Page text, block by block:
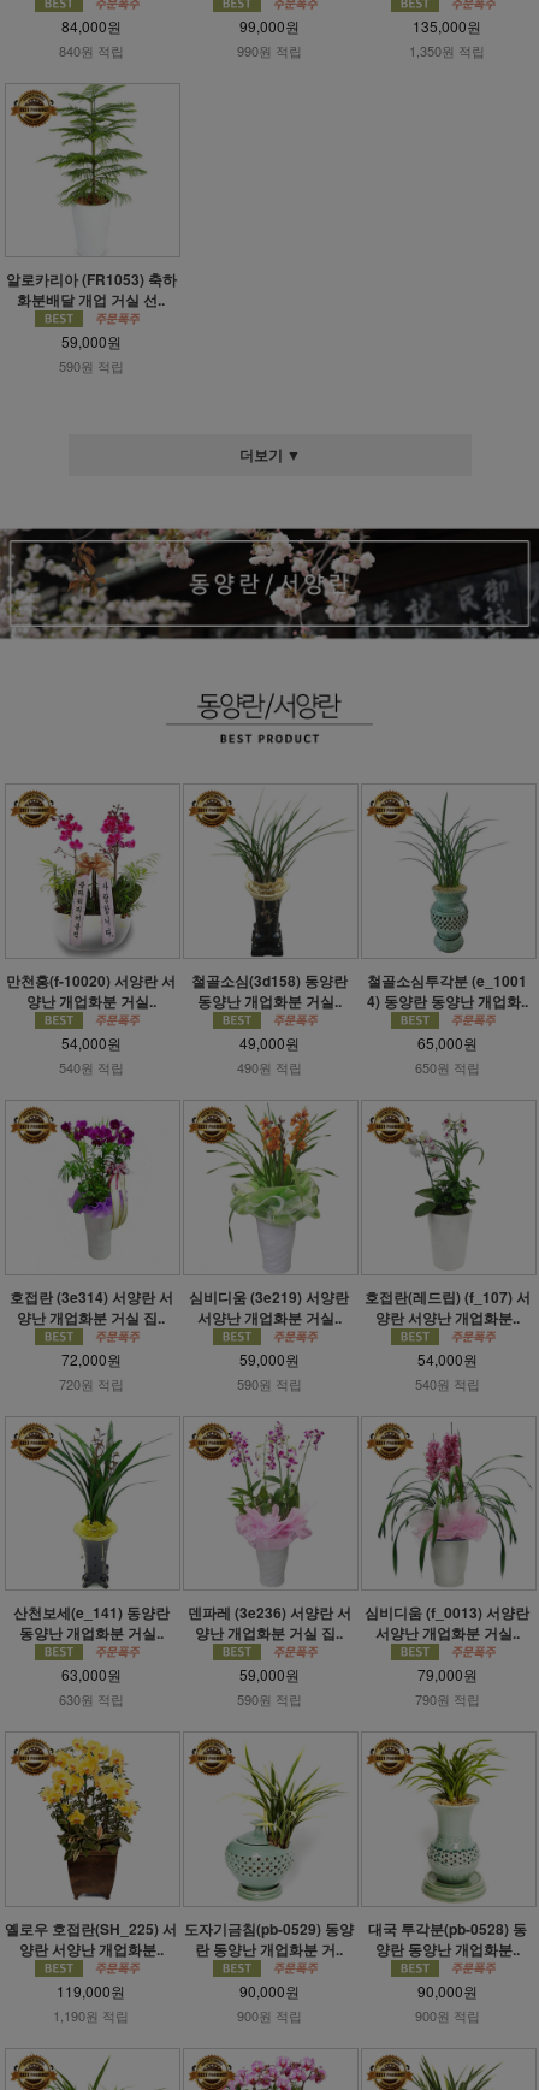
84,000원
840원 적립
99,000원
990원 적립
135,000원
1,350원 적립
알로카리아 (FR1053) 축하
화분배달 개업 거실 선..
59,000원
590원 적립
더보기 ▼
만천홍(f-10020) 서양란 서
양난 개업화분 거실..
54,000원
540원 적립
철골소심(3d158) 동양란
동양난 개업화분 거실..
49,000원
490원 적립
철골소심투각분 (e_1001
4) 동양란 동양난 개업화..
65,000원
650원 적립
호접란 (3e314) 서양란 서
양난 개업화분 거실 집..
72,000원
720원 적립
심비디움 (3e219) 서양란
서양난 개업화분 거실..
59,000원
590원 적립
호접란(레드립) (f_107) 서
양란 서양난 개업화분..
54,000원
540원 적립
산천보세(e_141) 동양란
동양난 개업화분 거실..
63,000원
630원 적립
덴파레 (3e236) 서양란 서
양난 개업화분 거실 집..
59,000원
590원 적립
심비디움 (f_0013) 서양란
서양난 개업화분 거실..
79,000원
790원 적립
옐로우 호접란(SH_225) 서
양란 서양난 개업화분..
119,000원
1,190원 적립
도자기금침(pb-0529) 동양
란 동양난 개업화분 거..
90,000원
900원 적립
대국 투각분(pb-0528) 동
양란 동양난 개업화분..
90,000원
900원 적립